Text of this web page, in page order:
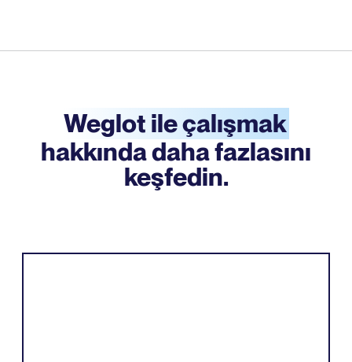
Weglot ile çalışmak
hakkında daha fazlasını
keşfedin.